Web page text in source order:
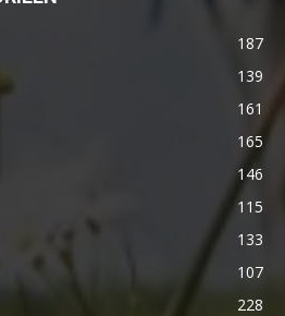
187
139
161
165
146
115
133
107
228